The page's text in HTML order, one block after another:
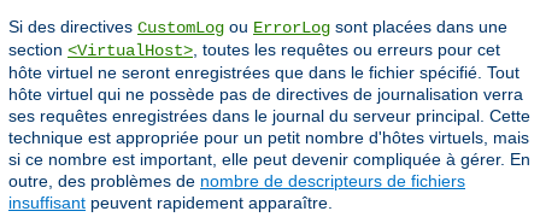
Si des directives CustomLog ou ErrorLog sont placées dans une
section <VirtualHost>, toutes les requêtes ou erreurs pour cet
hôte virtuel ne seront enregistrées que dans le fichier spécifié. Tout
hôte virtuel qui ne possède pas de directives de journalisation verra
ses requêtes enregistrées dans le journal du serveur principal. Cette
technique est appropriée pour un petit nombre d'hôtes virtuels, mais
si ce nombre est important, elle peut devenir compliquée à gérer. En
outre, des problèmes de nombre de descripteurs de fichiers
insuffisant peuvent rapidement apparaître.